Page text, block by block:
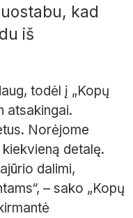
kad
iš
todėl į „Kopų
atsakingai.
Norėjome
detalę.
dalimi,
– sako „Kopų